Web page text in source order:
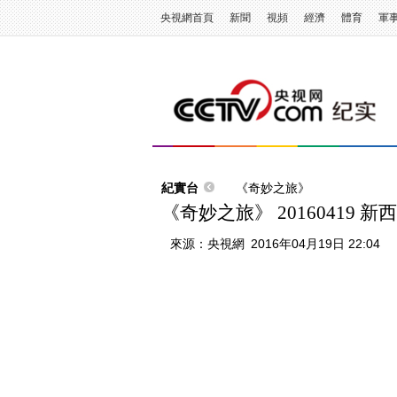
央視網首頁 新聞 視頻 經濟 體育 軍
紀實台 《奇妙之旅》
《奇妙之旅》 20160419 新
來源： 央視網 2016年04月19日 22:04